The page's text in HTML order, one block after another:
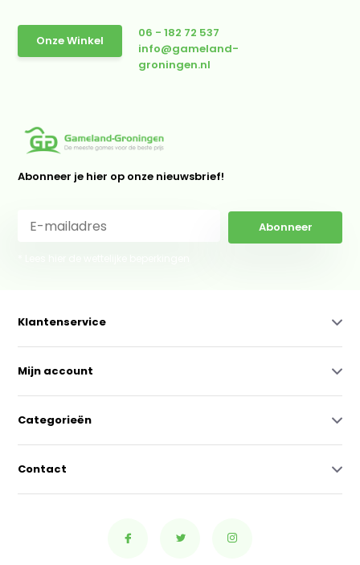
Onze Winkel
06 - 182 72 537
info@gameland-
groningen.nl
Abonneer je hier op onze nieuwsbrief!
Abonneer
Klantenservice
Mijn account
Categorieën
Contact